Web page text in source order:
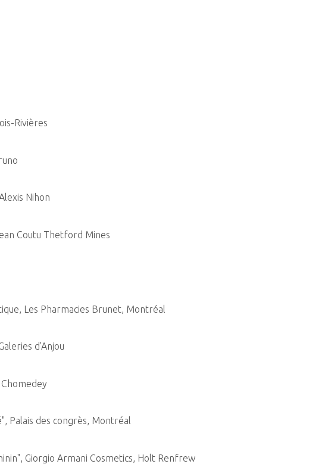
Rivières
Nihon
Coutu Thetford Mines
Les Pharmacies Brunet, Montréal
d'Anjou
Palais des congrès, Montréal
Giorgio Armani Cosmetics, Holt Renfrew